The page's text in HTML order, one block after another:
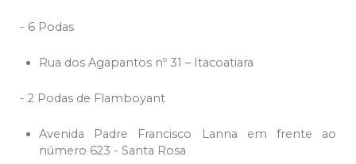
- 6 Podas
Rua dos Agapantos nº 31 – Itacoatiara
- 2 Podas de Flamboyant
Avenida Padre Francisco Lanna em frente ao
número 623 - Santa Rosa